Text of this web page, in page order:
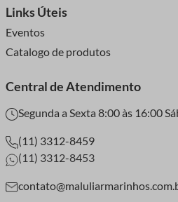
Links Úteis
Eventos
Catalogo de produtos
Central de Atendimento
Segunda a Sexta 8:00 às 16:00
(11) 3312-8459
(11) 3312-8453